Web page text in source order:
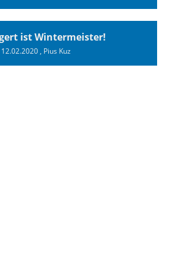
ist Wintermeister!
12.02.2020, Pius Kuz